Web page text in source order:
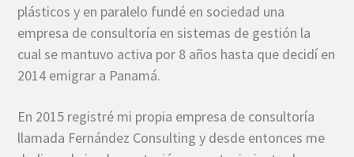
plásticos y en paralelo fundé en sociedad una
empresa de consultoría en sistemas de gestión la
cual se mantuvo activa por 8 años hasta que decidí en
2014 emigrar a Panamá.
En 2015 registré mi propia empresa de consultoría
llamada Fernández Consulting y desde entonces me